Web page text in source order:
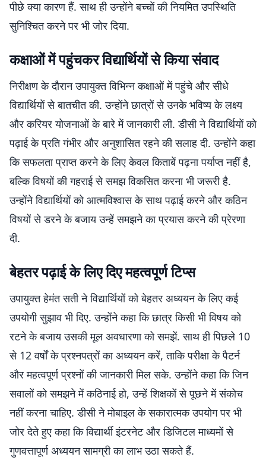
पीछे क्या कारण हैं. साथ ही उन्होंने बच्चों की नियमित उपस्थिति
सुनिश्चित करने पर भी जोर दिया.
कक्षाओं में पहुंचकर विद्यार्थियों से किया संवाद
निरीक्षण के दौरान उपायुक्त विभिन्न कक्षाओं में पहुंचे और सीधे
विद्यार्थियों से बातचीत की. उन्होंने छात्रों से उनके भविष्य के लक्ष्य
और करियर योजनाओं के बारे में जानकारी ली. डीसी ने विद्यार्थियों को
पढ़ाई के प्रति गंभीर और अनुशासित रहने की सलाह दी. उन्होंने कहा
कि सफलता प्राप्त करने के लिए केवल किताबें पढ़ना पर्याप्त नहीं है,
बल्कि विषयों की गहराई से समझ विकसित करना भी जरूरी है.
उन्होंने विद्यार्थियों को आत्मविश्वास के साथ पढ़ाई करने और कठिन
विषयों से डरने के बजाय उन्हें समझने का प्रयास करने की प्रेरणा
दी.
बेहतर पढ़ाई के लिए दिए महत्वपूर्ण टिप्स
उपायुक्त हेमंत सती ने विद्यार्थियों को बेहतर अध्ययन के लिए कई
उपयोगी सुझाव भी दिए. उन्होंने कहा कि छात्र किसी भी विषय को
रटने के बजाय उसकी मूल अवधारणा को समझें. साथ ही पिछले 10
से 12 वर्षों के प्रश्नपत्रों का अध्ययन करें, ताकि परीक्षा के पैटर्न
और महत्वपूर्ण प्रश्नों की जानकारी मिल सके. उन्होंने कहा कि जिन
सवालों को समझने में कठिनाई हो, उन्हें शिक्षकों से पूछने में संकोच
नहीं करना चाहिए. डीसी ने मोबाइल के सकारात्मक उपयोग पर भी
जोर देते हुए कहा कि विद्यार्थी इंटरनेट और डिजिटल माध्यमों से
गुणवत्तापूर्ण अध्ययन सामग्री का लाभ उठा सकते हैं.